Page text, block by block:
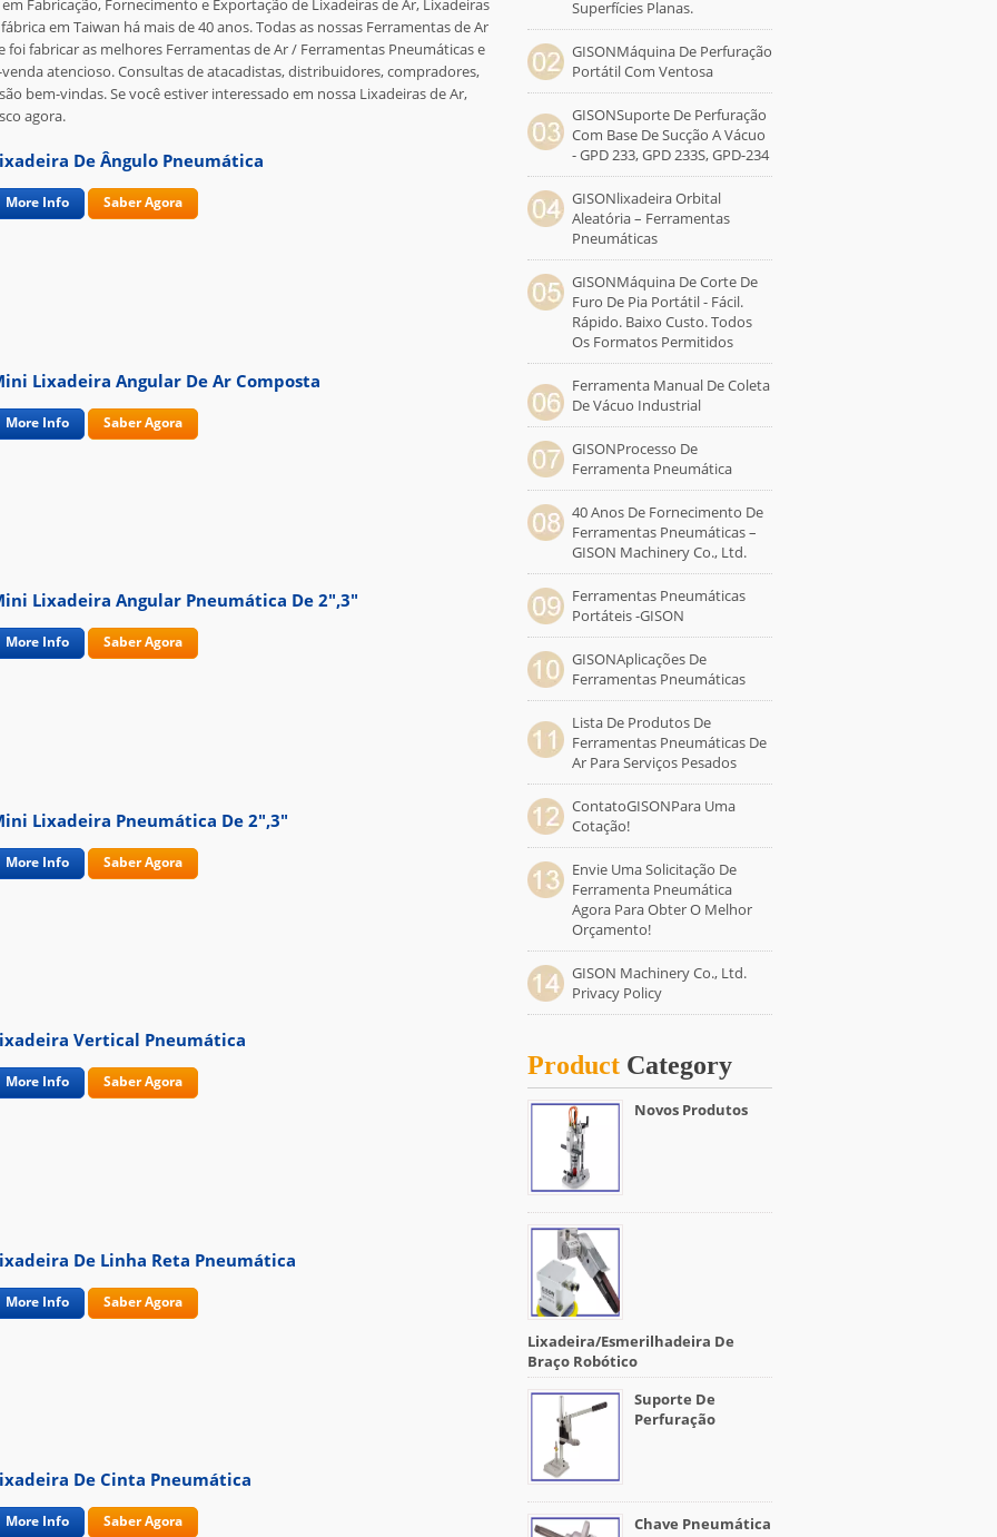
Fabricação, Fornecimento e Exportação de Lixadeiras de Ar, Lixadeiras
em Taiwan há mais de 40 anos. Todas as nossas Ferramentas de Ar
foi fabricar as melhores Ferramentas de Ar / Ferramentas Pneumáticas e
atencioso. Consultas de atacadistas, distribuidores, compradores,
bem-vindas. Se você estiver interessado em nossa Lixadeiras de Ar,
agora.
De Ângulo Pneumática
More Info Saber Agora
Lixadeira Angular De Ar Composta
More Info Saber Agora
Lixadeira Angular Pneumática De 2",3"
More Info Saber Agora
Lixadeira Pneumática De 2",3"
More Info Saber Agora
Vertical Pneumática
More Info Saber Agora
De Linha Reta Pneumática
More Info Saber Agora
De Cinta Pneumática
More Info Saber Agora
Superfícies Planas.
GISONMáquina De Perfuração
Portátil Com Ventosa
GISONSuporte De Perfuração
Com Base De Sucção A Vácuo
- GPD 233, GPD 233S, GPD-234
GISONlixadeira Orbital
Aleatória – Ferramentas
Pneumáticas
GISONMáquina De Corte De
Furo De Pia Portátil - Fácil.
Rápido. Baixo Custo. Todos
Os Formatos Permitidos
Ferramenta Manual De Coleta
De Vácuo Industrial
GISONProcesso De
Ferramenta Pneumática
40 Anos De Fornecimento De
Ferramentas Pneumáticas –
GISON Machinery Co., Ltd.
Ferramentas Pneumáticas
Portáteis -GISON
GISONAplicações De
Ferramentas Pneumáticas
Lista De Produtos De
Ferramentas Pneumáticas De
Ar Para Serviços Pesados
ContatoGISONPara Uma
Cotação!
Envie Uma Solicitação De
Ferramenta Pneumática
Agora Para Obter O Melhor
Orçamento!
GISON Machinery Co., Ltd.
Privacy Policy
Product Category
Novos Produtos
Lixadeira/esmerilhadeira De
Braço Robótico
Suporte De
Perfuração
Chave Pneumática